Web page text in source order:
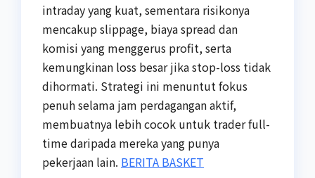
intraday yang kuat, sementara risikonya
mencakup slippage, biaya spread dan
komisi yang menggerus profit, serta
kemungkinan loss besar jika stop-loss tidak
dihormati. Strategi ini menuntut fokus
penuh selama jam perdagangan aktif,
membuatnya lebih cocok untuk trader full-
time daripada mereka yang punya
pekerjaan lain. BERITA BASKET